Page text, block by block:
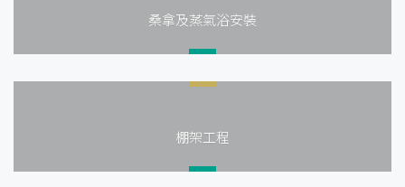
桑拿及蒸氣浴安裝
棚架工程